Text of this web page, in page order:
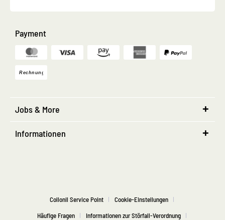
Payment
Jobs & More
Informationen
Collonil Service Point
Cookie-Einstellungen
Häufige Fragen
Informationen zur Störfall-Verordnung